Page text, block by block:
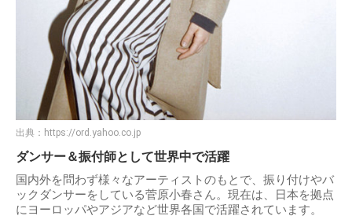
出典： https://ord.yahoo.co.jp
ダンサー＆振付師として世界中で活躍
国内外を問わず様々なアーティストのもとで、振り付けやバ
ックダンサーをしている菅原小春さん。現在は、日本を拠点
にヨーロッパやアジアなど世界各国で活躍されています。